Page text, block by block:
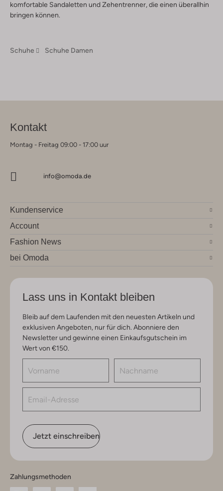
komfortable Sandaletten und Zehentrenner, die einen überallhin
bringen können.
Schuhe Schuhe Damen
Kontakt
Montag - Freitag 09:00 - 17:00 uur
info@omoda.de
Kundenservice
Account
Fashion News
bei Omoda
Lass uns in Kontakt bleiben
Bleib auf dem Laufenden mit den neuesten Artikeln und
exklusiven Angeboten, nur für dich. Abonniere den
Newsletter und gewinne einen Einkaufsgutschein im
Wert von €150.
Jetzt einschreiben
Zahlungsmethoden